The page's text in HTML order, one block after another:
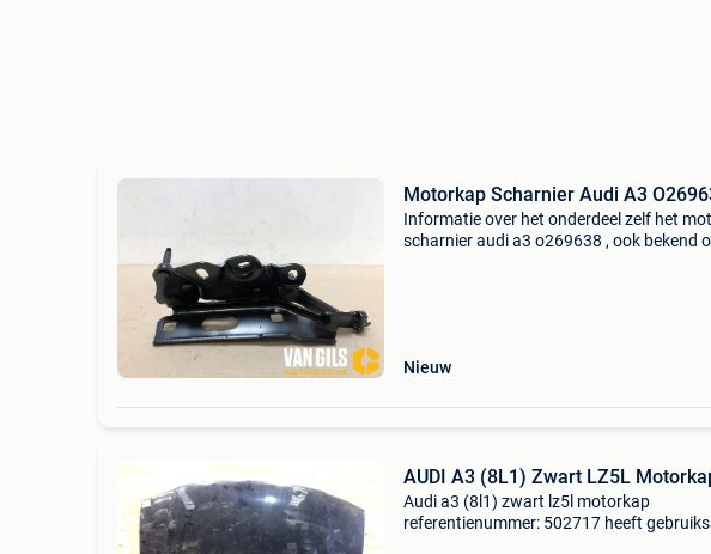
Motorkap Scharnier Audi A3
Informatie over het onderdeel zelf het
scharnier audi a3 o269638 , ook bekend
Nieuw
AUDI A3 (8L1) Zwart LZ5L
Audi a3 (8l1) zwart lz5l motorkap
referentienummer: 502717 heeft